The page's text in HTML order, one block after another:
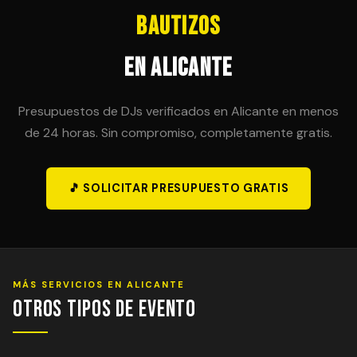
Bautizos
en Alicante
Presupuestos de DJs verificados en Alicante en menos
de 24 horas. Sin compromiso, completamente gratis.
🎵 SOLICITAR PRESUPUESTO GRATIS
MÁS SERVICIOS EN ALICANTE
Otros Tipos de Evento